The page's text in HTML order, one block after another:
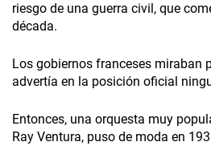
riesgo de una guerra civil, que
década.
Los gobiernos franceses miraban
advertía en la posición oficial
Entonces, una orquesta muy
Ray Ventura, puso de moda en